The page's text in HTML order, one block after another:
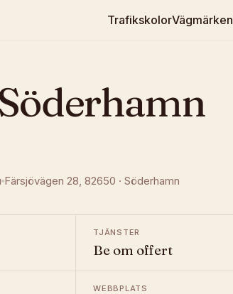
TrafikskolorVägmärken
Färsjövägen 28, 82650 · Söderhamn
TJÄNSTER
Be om offert
WEBBPLATS